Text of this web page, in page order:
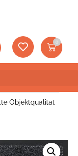
0
Objektqualität